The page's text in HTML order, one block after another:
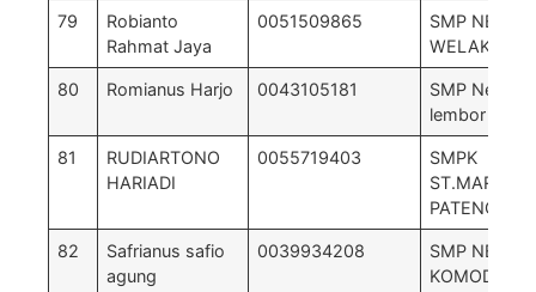
79
Robianto
Rahmat Jaya
0051509865
SMP NEGRI
WELAK
80 Romianus Harjo 0043105181
SMP Negri 3
lembor
81
RUDIARTONO
HARIADI
0055719403
SMPK
ST.MARKUS
PATENG
82
Safrianus safio
agung
0039934208
SMP
KOMODO